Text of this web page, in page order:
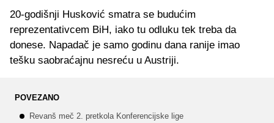
20-godišnji Husković smatra se budućim
reprezentativcem BiH, iako tu odluku tek treba da
donese. Napadač je samo godinu dana ranije imao
tešku saobraćajnu nesreću u Austriji.
POVEZANO
Revanš meč 2. pretkola Konferencijske lige